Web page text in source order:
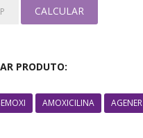
CALCULAR
PRODUTO:
AMOXICILINA AGENER